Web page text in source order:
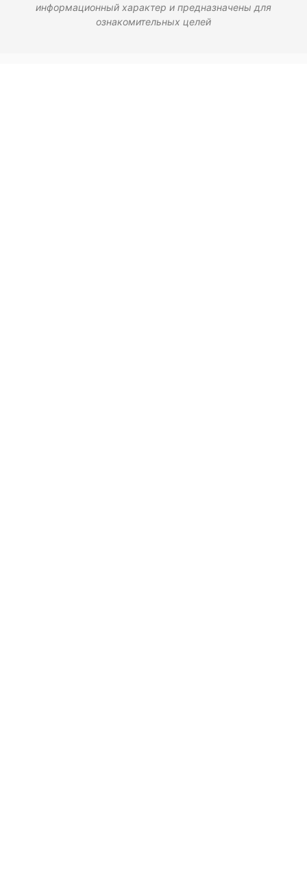
информационный характер и предназначены для
ознакомительных целей